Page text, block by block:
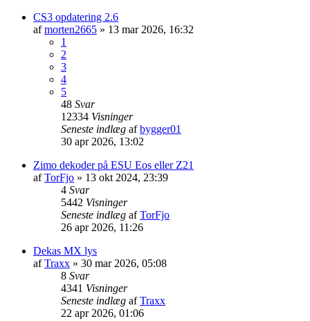
CS3 opdatering 2.6
afmorten2665 » 13 mar 2026, 16:32
1
2
3
4
5
48 Svar
12334 Visninger
Seneste indlæg afbygger01
30 apr 2026, 13:02
Zimo dekoder på ESU Eos eller Z21
afTorFjo » 13 okt 2024, 23:39
4 Svar
5442 Visninger
Seneste indlæg afTorFjo
26 apr 2026, 11:26
Dekas MX lys
afTraxx » 30 mar 2026, 05:08
8 Svar
4341 Visninger
Seneste indlæg afTraxx
22 apr 2026, 01:06